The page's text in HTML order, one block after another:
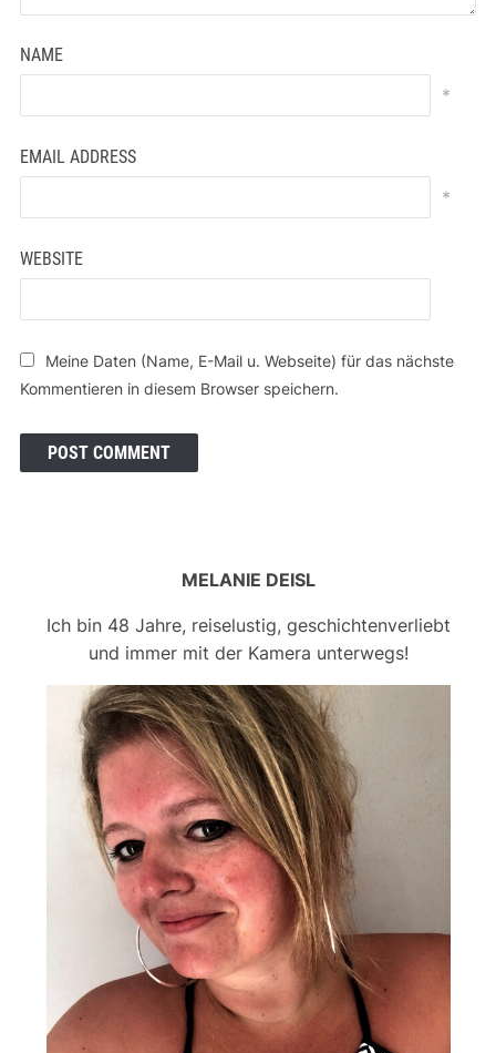
NAME
*
EMAIL ADDRESS
*
WEBSITE
Meine Daten (Name, E-Mail u. Webseite) für das nächste
Kommentieren in diesem Browser speichern.
MELANIE DEISL
Ich bin 48 Jahre, reiselustig, geschichtenverliebt
und immer mit der Kamera unterwegs!